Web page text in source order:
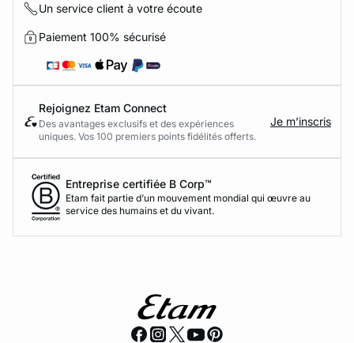
Un service client à votre écoute
Paiement 100% sécurisé
Rejoignez Etam Connect
Des avantages exclusifs et des expériences
uniques. Vos 100 premiers points fidélités offerts.
Je m’inscris
Entreprise certifiée B Corp™
Etam fait partie d’un mouvement mondial qui œuvre au
service des humains et du vivant.